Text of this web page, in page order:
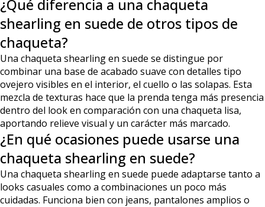
¿Qué diferencia a una chaqueta
shearling en suede de otros tipos de
chaqueta?
Una chaqueta shearling en suede se distingue por
combinar una base de acabado suave con detalles tipo
ovejero visibles en el interior, el cuello o las solapas. Esta
mezcla de texturas hace que la prenda tenga más presencia
dentro del look en comparación con una chaqueta lisa,
aportando relieve visual y un carácter más marcado.
¿En qué ocasiones puede usarse una
chaqueta shearling en suede?
Una chaqueta shearling en suede puede adaptarse tanto a
looks casuales como a combinaciones un poco más
cuidadas. Funciona bien con jeans, pantalones amplios o